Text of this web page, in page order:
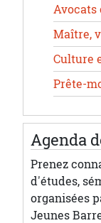
Avocats
Maître,
Culture
Prête-
Agenda
Prenez
d'études,
organisées
Jeunes